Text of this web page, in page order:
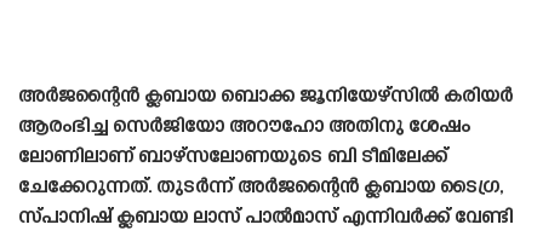
അർജന്റൈൻ ക്ലബായ ബൊക്ക ജൂനിയേഴ്‌സിൽ കരിയർ
ആരംഭിച്ച സെർജിയോ അറൗഹോ അതിനു ശേഷം
ലോണിലാണ് ബാഴ്‌സലോണയുടെ ബി ടീമിലേക്ക്
ചേക്കേറുന്നത്. തുടർന്ന് അർജന്റൈൻ ക്ലബായ ടൈഗ്ര,
സ്‌പാനിഷ്‌ ക്ലബായ ലാസ് പാൽമാസ് എന്നിവർക്ക് വേണ്ടി